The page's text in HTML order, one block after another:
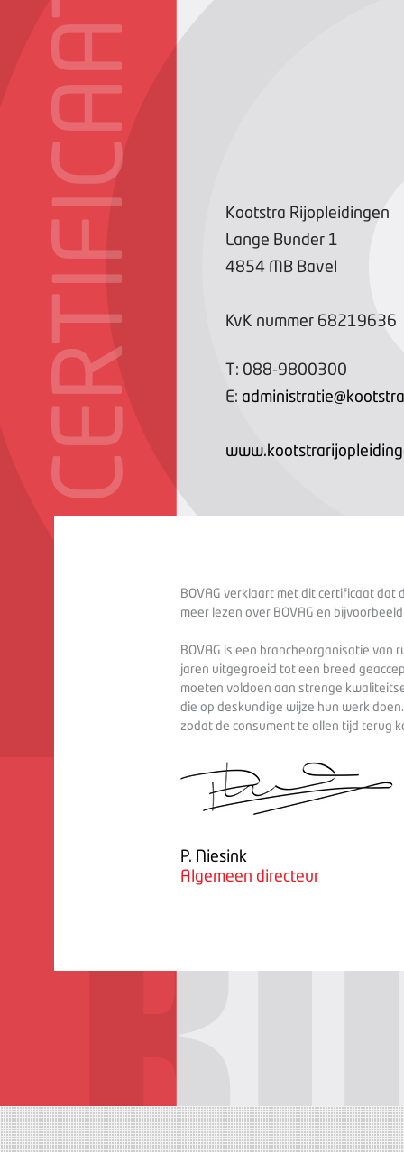
CERTIFICAAT
Kootstra Rijopleidingen
Lange Bunder 1
4854 MB Bavel
KvK nummer 68219636
T: 088-9800300
E:
BOVAG verklaart met dit certificaat dat
meer lezen over BOVAG en
BOVAG is een brancheorganisatie van
jaren uitgegroeid tot een breed
moeten voldoen aan strenge
die op deskundige wijze hun werk
zodat de consument te allen tijd terug
P. Niesink
Algemeen directeur